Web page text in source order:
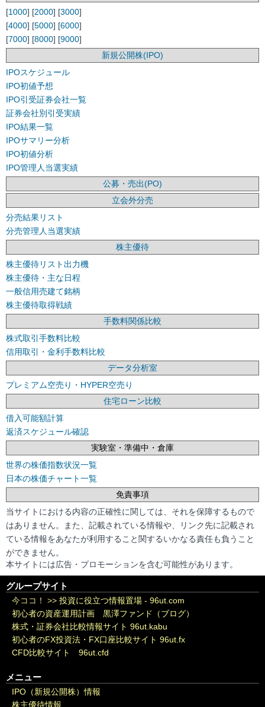
[1000] [2000] [3000]
[4000] [5000] [6000]
[7000] [8000] [9000]
新規公開株(IPO)
IPOスケジュール
IPO初値予想
IPO引受証券会社一覧
証券会社別引受実績
IPO結果一覧
IPOサマリー分析
IPO初値分析
IPO管理人当選実績
公募・売出(PO)
立会外分売
分売結果リスト
分売管理人当選実績
株主優待
株主優待リスト出力機
株主優待・主な日程
一般信用売建て銘柄
株主優待取得戦績
手数料関係比較
株式取引手数料比較
信用取引・金利手数料比較
データ分析室
プレミアム空売り・HYPER空売り
住宅ローン比較
借入可能額計算
返済スケジュール確認
実験室・準備中・倉庫
世界の株価指数状況一覧
日本の株価チャート一覧
免責事項
当サイトにおける内容の正確性に関しては、それを保障するもので
はありません。また、記載されている情報や、リンク先に記載され
ている情報をあなたが利用すること関するいかなる責任も負うこと
ができません。
本サイトには広告・プロモーションを含む可能性があります。
グループサイト
今ココ！ >> 投資に役立つ情報置場 - 96ut.com
初心者の資産運用計画 黒澤ファンド（ブログ）
株式・証券会社比較情報サイト 96ut.kabu
初心者のFX投資法・FX口座比較サイト 96ut.fx
CFD比較サイト 96ut.cfd
メニュー
IPO（新規公開株）情報
株主優待情報